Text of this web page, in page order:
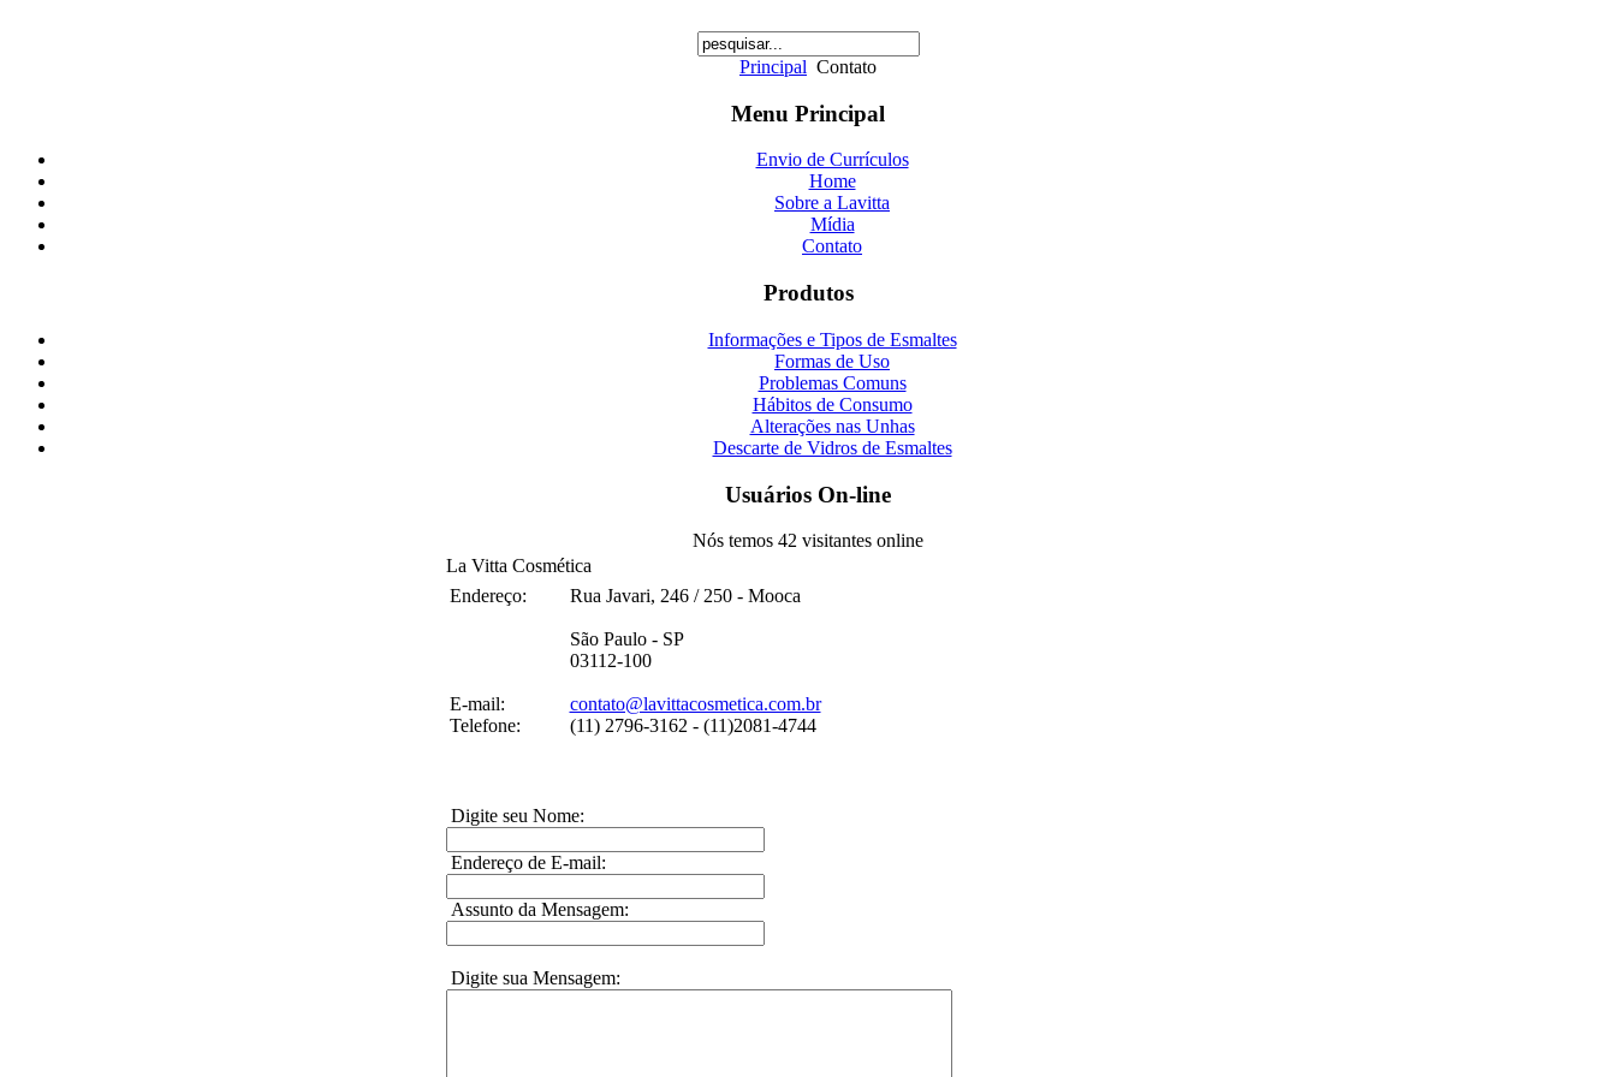
Principal Contato
Menu Principal
Envio de Currículos
Home
Sobre a Lavitta
Mídia
Contato
Produtos
Informações e Tipos de Esmaltes
Formas de Uso
Problemas Comuns
Hábitos de Consumo
Alterações nas Unhas
Descarte de Vidros de Esmaltes
Usuários On-line
Nós temos 42 visitantes online
La Vitta Cosmética
Endereço:
Rua Javari, 246 / 250 - Mooca
São Paulo - SP
03112-100
E-mail:
contato@lavittacosmetica.com.br
Telefone:
(11) 2796-3162 - (11)2081-4744
Digite seu Nome:
Endereço de E-mail:
Assunto da Mensagem:
Digite sua Mensagem: